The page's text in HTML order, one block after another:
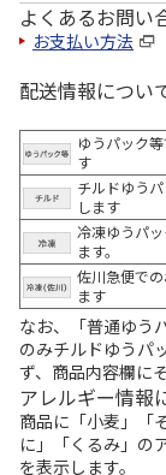
よくあるお問い
お支払い方法
配送情報につい
ゆうパック
す
チルドゆう
します
冷凍ゆうパ
ます。
佐川急便で
ます
なお、「普通ゆう
のみチルドゆうパ
ず、商品内容欄に
アレルギー情報
商品に「小麦」「
に」「くるみ」の
を表示します。